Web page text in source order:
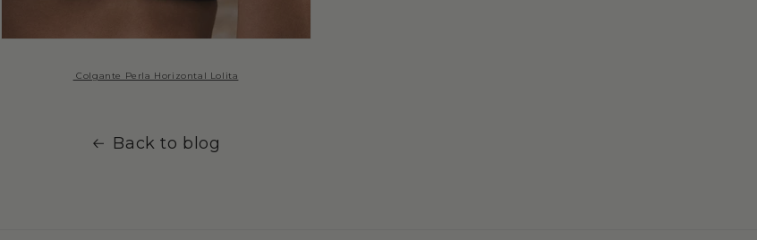
Colgante Perla Horizontal Lolita
Back to blog